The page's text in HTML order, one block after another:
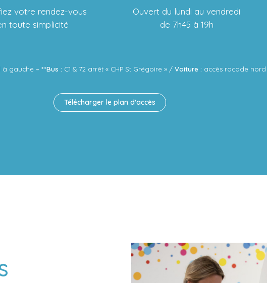
votre rendez-vous
toute simplicité
Ouvert du lundi au vendredi
de 7h45 à 19h
à gauche– **Bus : C1 & 72 arrêt « CHP St Grégoire » /Voiture : accès rocade nord
Télécharger le plan d'accès